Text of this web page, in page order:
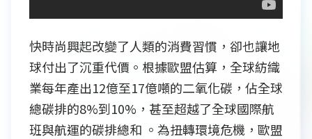
快時尚興起改變了人類的消費習慣，卻也讓地
球付出了沉重代價。根據歐盟估算，全球紡織
業每年產出12億至17億噸的二氧化碳，佔全球
總碳排的8%到10%，甚至超越了全球國際航
班與航運的碳排總和 。為扭轉環境危機，歐盟